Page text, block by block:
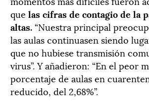
que las cifras de contagio de la
altas.“Nuestra principal
las aulas continuasen siendo
que no hubiese transmisión
virus”. Y añadieron: “En el peor
porcentaje de aulas en
reducido, del 2,68%”.